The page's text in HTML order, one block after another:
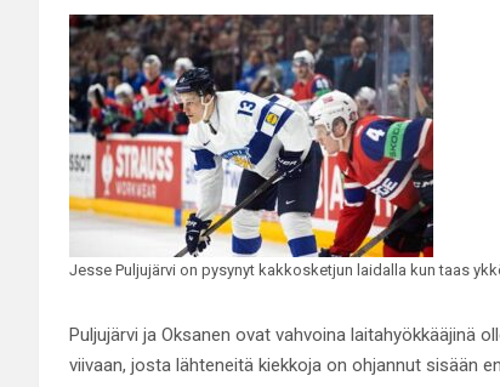
Jesse Puljujärvi on pysynyt kakkosketjun laidalla kun taas
Puljujärvi ja Oksanen ovat vahvoina laitahyökkääjinä
viivaan, josta lähteneitä kiekkoja on ohjannut sisään